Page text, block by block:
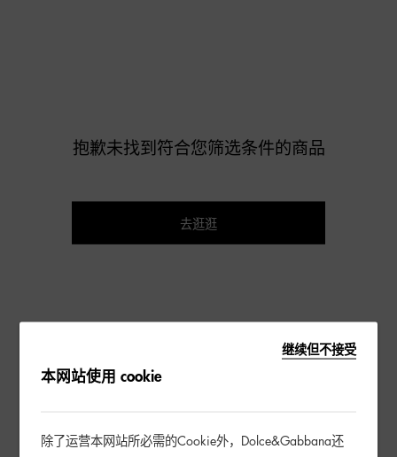
抱歉未找到符合您筛选条件的商品
去逛逛
继续但不接受
本网站使用 cookie
除了运营本网站所必需的Cookie外，Dolce&Gabbana还